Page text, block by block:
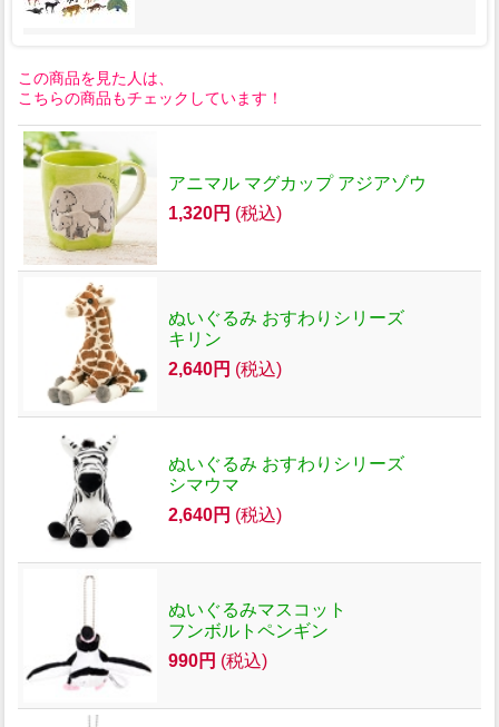
この商品を見た人は、
こちらの商品もチェックしています！
アニマル マグカップ アジアゾウ
1,320円 (税込)
ぬいぐるみ おすわりシリーズ
キリン
2,640円 (税込)
ぬいぐるみ おすわりシリーズ
シマウマ
2,640円 (税込)
ぬいぐるみマスコット
フンボルトペンギン
990円 (税込)